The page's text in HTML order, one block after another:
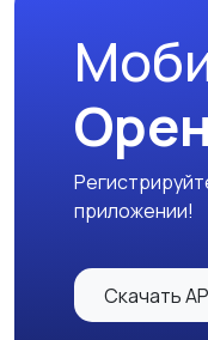
приложении!
Скачать